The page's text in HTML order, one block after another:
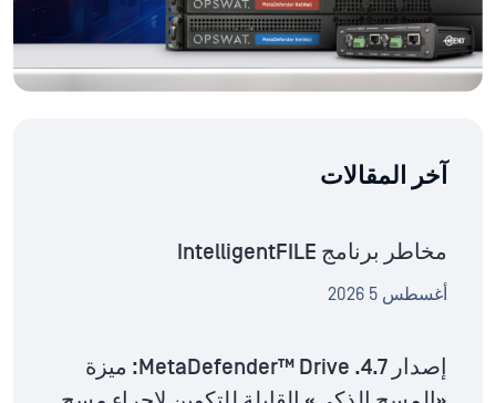
آخر المقالات
مخاطر برنامج IntelligentFILE
أغسطس 5 2026
إصدار MetaDefender™ Drive .4.7: ميزة